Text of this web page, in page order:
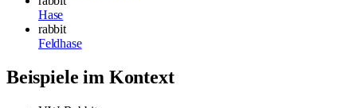
Hase
rabbit
Feldhase
Beispiele im Kontext